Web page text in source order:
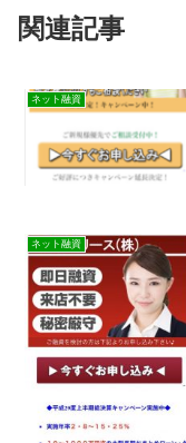
関連記事
ネット融資
ネット融資